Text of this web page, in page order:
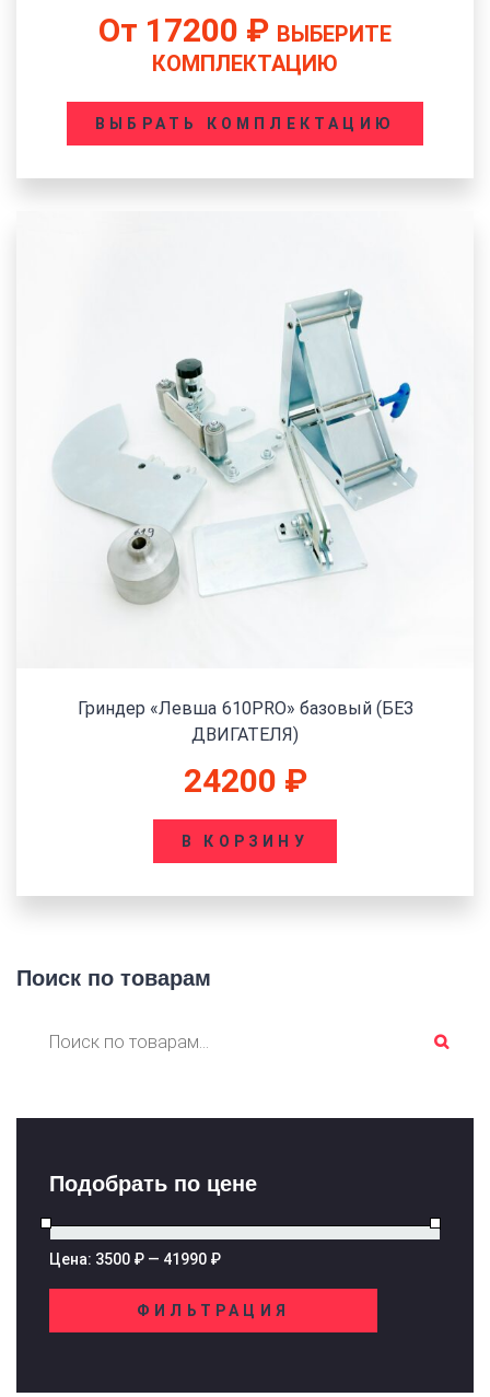
От 17200 ₽ ВЫБЕРИТЕ
КОМПЛЕКТАЦИЮ
ВЫБРАТЬ КОМПЛЕКТАЦИЮ
Гриндер «Левша 610PRO» базовый (БЕЗ
ДВИГАТЕЛЯ)
24200 ₽
В КОРЗИНУ
Поиск по товарам
Искать:
Подобрать по цене
ФИЛЬТРАЦИЯ
Цена: 3500 ₽ — 41990 ₽